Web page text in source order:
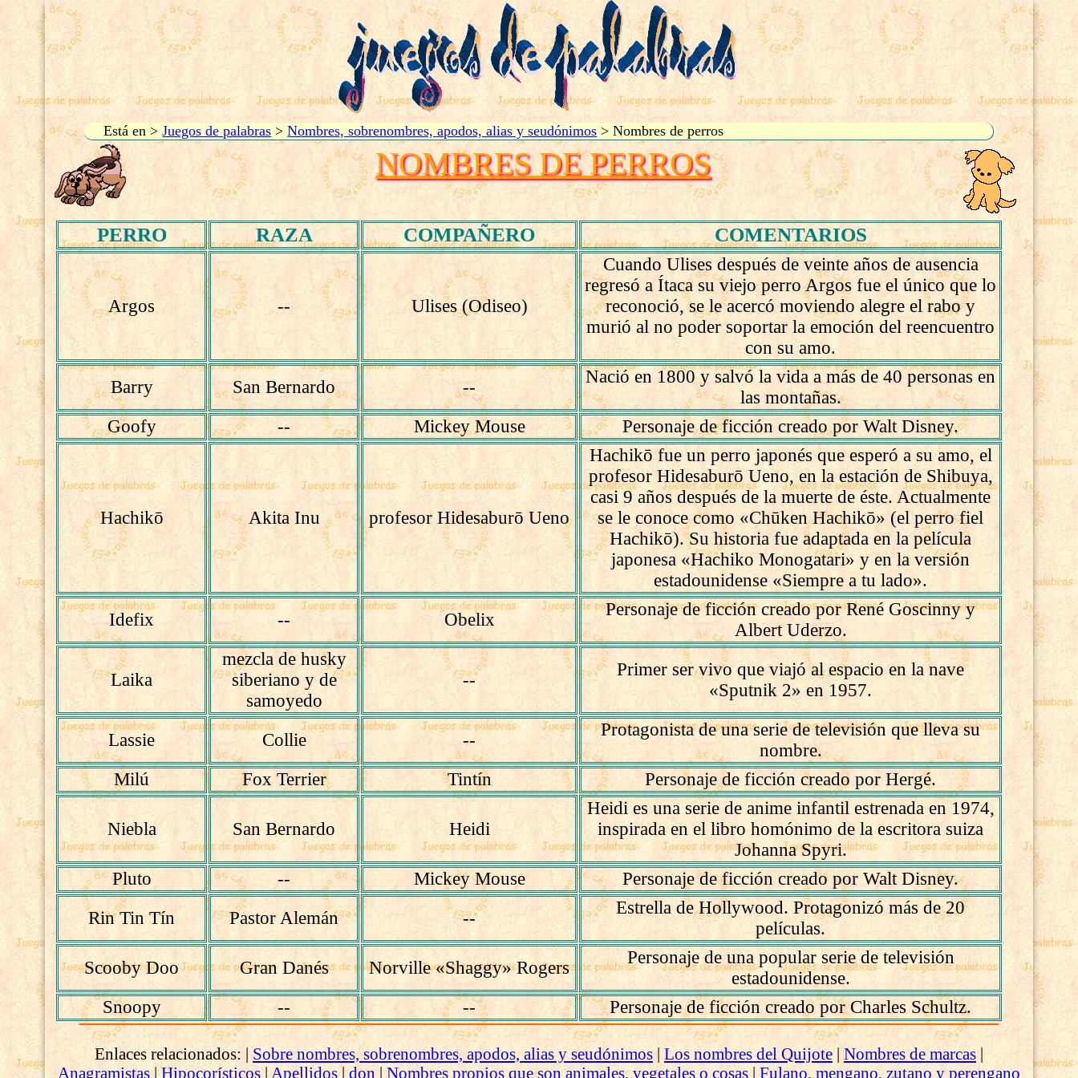
Está en >Juegos de palabras >Nombres, sobrenombres, apodos, alias y seudónimos > Nombres de perros
NOMBRES DE PERROS
PERRO RAZA COMPAÑERO COMENTARIOS
Argos -- Ulises (Odiseo)
Cuando Ulises después de veinte años de ausencia
regresó a Ítaca su viejo perro Argos fue el único que lo
reconoció, se le acercó moviendo alegre el rabo y
murió al no poder soportar la emoción del reencuentro
con su amo.
Barry
San Bernardo --
Nació en 1800 y salvó la vida a más de 40 personas en
las montañas.
Goofy
-- Mickey Mouse Personaje de ficción creado por Walt Disney.
Hachikō Akita Inu profesor Hidesaburō Ueno
Hachikō fue un perro japonés que esperó a su amo, el
profesor Hidesaburō Ueno, en la estación de Shibuya,
casi 9 años después de la muerte de éste. Actualmente
se le conoce como «Chūken Hachikō» (el perro fiel
Hachikō). Su historia fue adaptada en la película
japonesa «Hachiko Monogatari» y en la versión
estadounidense «Siempre a tu lado».
Idefix
-- Obelix
Personaje de ficción creado por René Goscinny y
Albert Uderzo.
Laika
mezcla de husky
siberiano y de
samoyedo
--
Primer ser vivo que viajó al espacio en la nave
«Sputnik 2» en 1957.
Lassie Collie --
Protagonista de una serie de televisión que lleva su
nombre.
Milú
Fox Terrier Tintín Personaje de ficción creado por Hergé.
Niebla San Bernardo Heidi
Heidi es una serie de anime infantil estrenada en 1974,
inspirada en el libro homónimo de la escritora suiza
Johanna Spyri.
Pluto
-- Mickey Mouse
Personaje de ficción creado por Walt Disney.
Rin Tin Tín
Pastor Alemán --
Estrella de Hollywood. Protagonizó más de 20
películas.
Scooby Doo
Gran Danés Norville «Shaggy» Rogers
Personaje de una popular serie de televisión
estadounidense.
Snoopy
-- -- Personaje de ficción creado por Charles Schultz.
Enlaces relacionados: | Sobre nombres, sobrenombres, apodos, alias y seudónimos| Los nombres del Quijote| Nombres de marcas|
Anagramistas| Hipocorísticos| Apellidos| don | Nombres propios que son animales, vegetales o cosas| Fulano, mengano, zutano y perengano